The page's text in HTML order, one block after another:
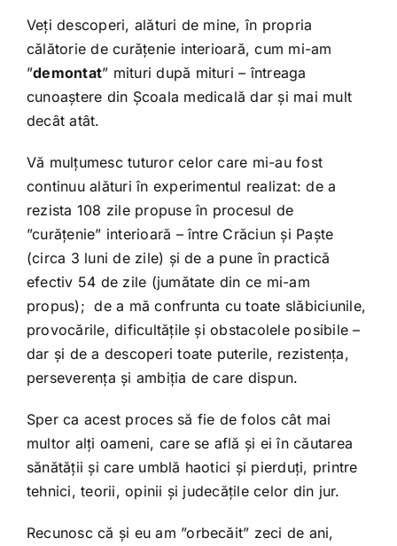
Veți descoperi, alături de mine, în propria
călătorie de curățenie interioară, cum mi-am
”demontat” mituri după mituri – întreaga
cunoaștere din Școala medicală dar și mai mult
decât atât.
Vă mulțumesc tuturor celor care mi-au fost
continuu alături în experimentul realizat: de a
rezista 108 zile propuse în procesul de
”curățenie” interioară – între Crăciun și Paște
(circa 3 luni de zile) și de a pune în practică
efectiv 54 de zile (jumătate din ce mi-am
propus); de a mă confrunta cu toate slăbiciunile,
provocările, dificultățile și obstacolele posibile –
dar și de a descoperi toate puterile, rezistența,
perseverența și ambiția de care dispun.
Sper ca acest proces să fie de folos cât mai
multor alți oameni, care se află și ei în căutarea
sănătății și care umblă haotici și pierduți, printre
tehnici, teorii, opinii și judecățile celor din jur.
Recunosc că și eu am ”orbecăit” zeci de ani,